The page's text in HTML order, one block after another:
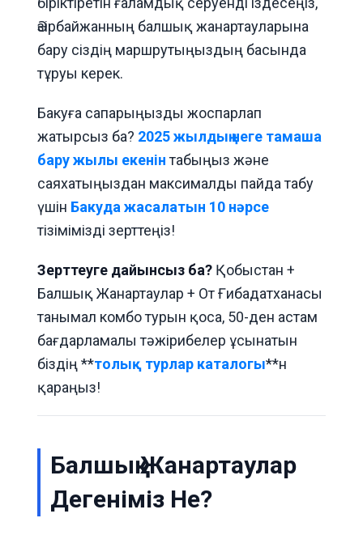
Әзірбайжанның балшық жанартауларына
бару сіздің маршрутыңыздың басында
тұруы керек.
Бакуға сапарыңызды жоспарлап
жатырсыз ба? 2025 жылдың неге тамаша
бару жылы екенінтабыңыз және
саяхатыңыздан максималды пайда табу
үшін Бакуда жасалатын 10 нәрсе
тізімімізді зерттеңіз!
Зерттеуге дайынсыз ба? Қобыстан +
Балшық Жанартаулар + От Ғибадатханасы
танымал комбо турын қоса, 50-ден астам
бағдарламалы тәжірибелер ұсынатын
біздің **толық турлар каталогы**н
қараңыз!
Балшық Жанартаулар
Дегеніміз Не?